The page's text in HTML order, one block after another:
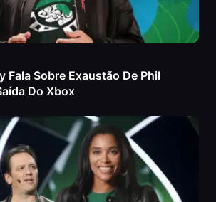
Fala Sobre Exaustão De Phil
Do Xbox